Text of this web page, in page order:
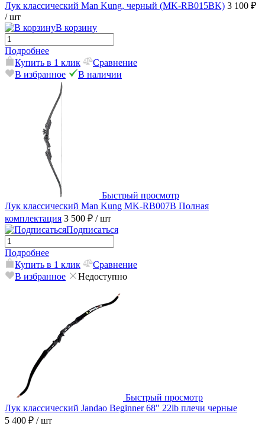
Лук классический Man Kung, черный (MK-RB015BK) 3 100 ₽
/ шт
В корзину
Подробнее
Купить в 1 клик
Сравнение
В избранное
В наличии
Быстрый просмотр
Лук классический Man Kung MK-RB007B Полная
комплектация 3 500 ₽ / шт
Подписаться
Подробнее
Купить в 1 клик
Сравнение
В избранное
Недоступно
Быстрый просмотр
Лук классический Jandao Beginner 68" 22lb плечи черные
5 400 ₽ / шт